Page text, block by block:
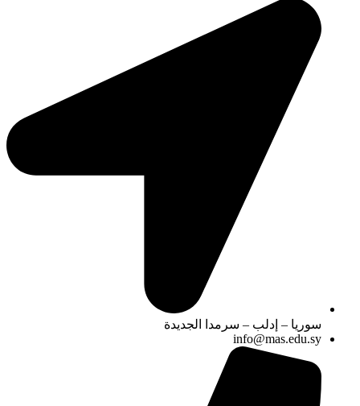
سوريا – إدلب – سرمدا الجديدة
info@mas.edu.sy